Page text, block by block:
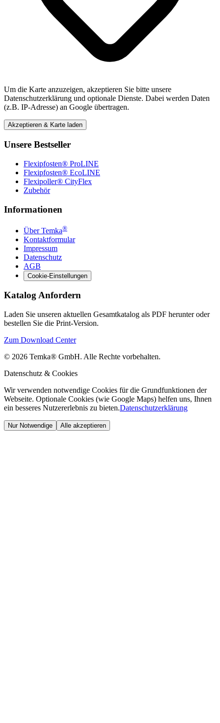
Um die Karte anzuzeigen, akzeptieren Sie bitte unsere
Datenschutzerklärung und optionale Dienste. Dabei werden Daten
(z.B. IP-Adresse) an Google übertragen.
Akzeptieren & Karte laden
Unsere Bestseller
Flexipfosten® ProLINE
Flexipfosten® EcoLINE
Flexipoller® CityFlex
Zubehör
Informationen
Über Temka®
Kontaktformular
Impressum
Datenschutz
AGB
Cookie-Einstellungen
Katalog Anfordern
Laden Sie unseren aktuellen Gesamtkatalog als PDF herunter oder
bestellen Sie die Print-Version.
Zum Download Center
© 2026 Temka® GmbH. Alle Rechte vorbehalten.
Datenschutz & Cookies
Wir verwenden notwendige Cookies für die Grundfunktionen der
Webseite. Optionale Cookies (wie Google Maps) helfen uns, Ihnen
ein besseres Nutzererlebnis zu bieten.Datenschutzerklärung
Nur Notwendige Alle akzeptieren